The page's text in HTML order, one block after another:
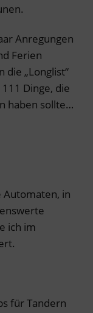
Anregungen
Ferien
die „Longlist“
Dinge, die
haben sollte…
Automaten, in
ich im
für Tandern